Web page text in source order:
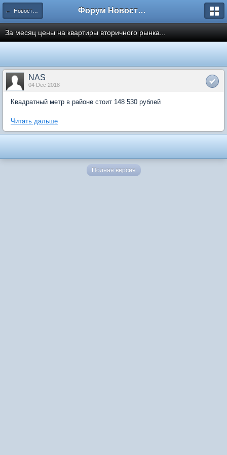
← Новости рынка недвижимости Форум Новостройки
За месяц цены на квартиры вторичного рынка...
NAS
04 Dec 2018
Квадратный метр в районе стоит 148 530 рублей
Читать дальше
Полная версия